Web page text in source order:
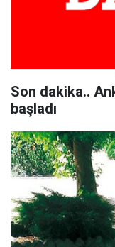
Son dakika..
başladı